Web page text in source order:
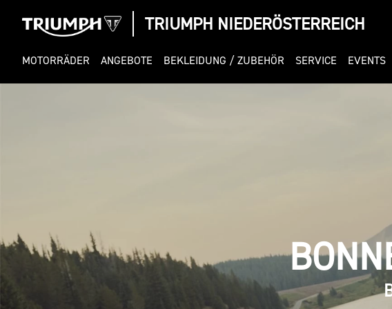
TRIUMPH NIEDERÖSTERREICH
MOTORRÄDER ANGEBOTE BEKLEIDUNG / ZUBEHÖR SERVICE EVENTS